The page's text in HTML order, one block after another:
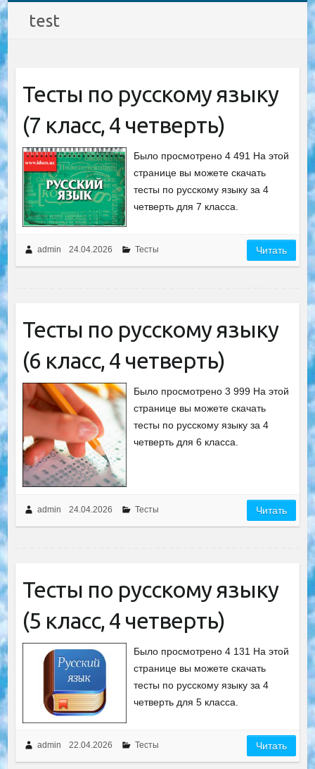
test
Тесты по русскому языку
(7 класс, 4 четверть)
Было просмотрено 4 491 На этой
странице вы можете скачать
тесты по русскому языку за 4
четверть для 7 класса.
admin 24.04.2026 Тесты Читать
Тесты по русскому языку
(6 класс, 4 четверть)
Было просмотрено 3 999 На этой
странице вы можете скачать
тесты по русскому языку за 4
четверть для 6 класса.
admin 24.04.2026 Тесты Читать
Тесты по русскому языку
(5 класс, 4 четверть)
Было просмотрено 4 131 На этой
странице вы можете скачать
тесты по русскому языку за 4
четверть для 5 класса.
admin 22.04.2026 Тесты Читать